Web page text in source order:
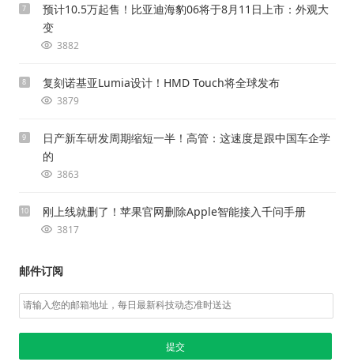
7
预计10.5万起售！比亚迪海豹06将于8月11日上市：外观大
变
3882
8 复刻诺基亚Lumia设计！HMD Touch将全球发布
3879
9
日产新车研发周期缩短一半！高管：这速度是跟中国车企学
的
3863
10 刚上线就删了！苹果官网删除Apple智能接入千问手册
3817
邮件订阅